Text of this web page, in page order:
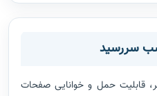
سررسید
قابلیت حمل و خوانایی صفحات